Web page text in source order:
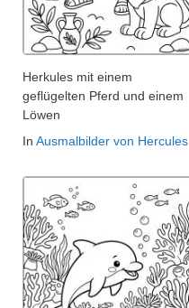
Herkules mit einem
geflügelten Pferd und einem
Löwen
In Ausmalbilder von Hercules